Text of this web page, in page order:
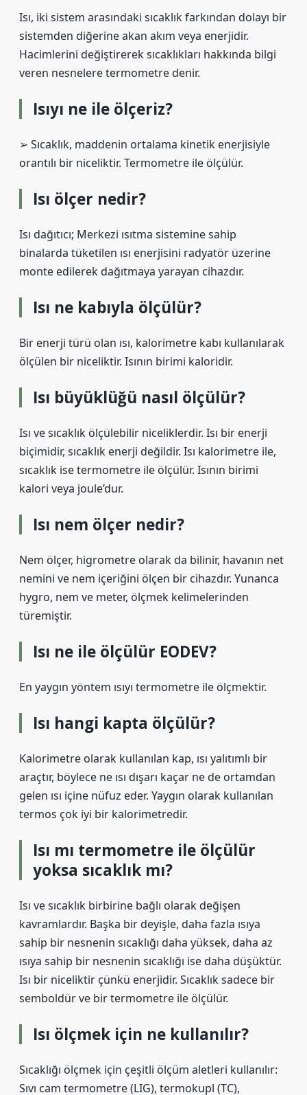
Isı, iki sistem arasındaki sıcaklık farkından dolayı bir
sistemden diğerine akan akım veya enerjidir.
Hacimlerini değiştirerek sıcaklıkları hakkında bilgi
veren nesnelere termometre denir.
Isıyı ne ile ölçeriz?
➢ Sıcaklık, maddenin ortalama kinetik enerjisiyle
orantılı bir niceliktir. Termometre ile ölçülür.
Isı ölçer nedir?
Isı dağıtıcı; Merkezi ısıtma sistemine sahip
binalarda tüketilen ısı enerjisini radyatör üzerine
monte edilerek dağıtmaya yarayan cihazdır.
Isı ne kabıyla ölçülür?
Bir enerji türü olan ısı, kalorimetre kabı kullanılarak
ölçülen bir niceliktir. Isının birimi kaloridir.
Isı büyüklüğü nasıl ölçülür?
Isı ve sıcaklık ölçülebilir niceliklerdir. Isı bir enerji
biçimidir, sıcaklık enerji değildir. Isı kalorimetre ile,
sıcaklık ise termometre ile ölçülür. Isının birimi
kalori veya joule’dur.
Isı nem ölçer nedir?
Nem ölçer, higrometre olarak da bilinir, havanın net
nemini ve nem içeriğini ölçen bir cihazdır. Yunanca
hygro, nem ve meter, ölçmek kelimelerinden
türemiştir.
Isı ne ile ölçülür EODEV?
En yaygın yöntem ısıyı termometre ile ölçmektir.
Isı hangi kapta ölçülür?
Kalorimetre olarak kullanılan kap, ısı yalıtımlı bir
araçtır, böylece ne ısı dışarı kaçar ne de ortamdan
gelen ısı içine nüfuz eder. Yaygın olarak kullanılan
termos çok iyi bir kalorimetredir.
Isı mı termometre ile ölçülür
yoksa sıcaklık mı?
Isı ve sıcaklık birbirine bağlı olarak değişen
kavramlardır. Başka bir deyişle, daha fazla ısıya
sahip bir nesnenin sıcaklığı daha yüksek, daha az
ısıya sahip bir nesnenin sıcaklığı ise daha düşüktür.
Isı bir niceliktir çünkü enerjidir. Sıcaklık sadece bir
semboldür ve bir termometre ile ölçülür.
Isı ölçmek için ne kullanılır?
Sıcaklığı ölçmek için çeşitli ölçüm aletleri kullanılır:
Sıvı cam termometre (LIG), termokupl (TC),